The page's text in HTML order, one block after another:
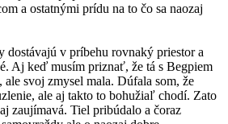
a ostatnými prídu na to čo sa naozaj
dostávajú v príbehu rovnaký priestor a
Aj keď musím priznať, že tá s Begpiem
svoj zmysel mala. Dúfala som, že
ale aj takto to bohužiaľ chodí. Zato
zaujímavá. Tiel pribúdalo a čoraz